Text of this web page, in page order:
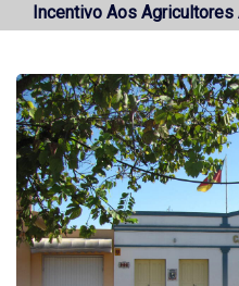
Incentivo Aos